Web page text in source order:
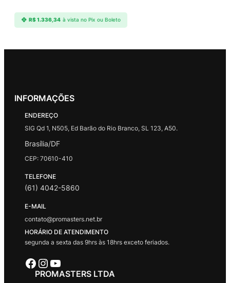
R$1.336,34 à vista no Pix ou Boleto
INFORMAÇÕES
ENDEREÇO
SIG Qd 1, N505, Ed Barão do Rio Branco, SL 123, A50.
Brasília/DF
CEP: 70610-410
TELEFONE
(61) 4042-5860
E-MAIL
contato@promasters.net.br
HORÁRIO DE ATENDIMENTO
segunda a sexta das 9hrs às 18hrs exceto feriados.
Facebook Instagram Youtube
PROMASTERS LTDA